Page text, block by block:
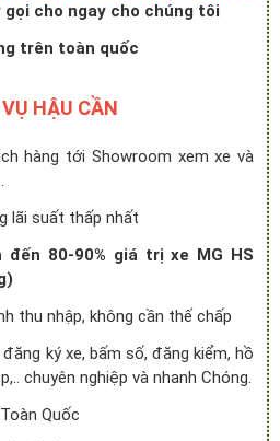
gọi cho ngay cho chúng tôi
trên toàn quốc
HẬU CẦN
hàng tới Showroom xem xe và
lãi suất thấp nhất
80-90% giá trị xe MG HS
thu nhập, không cần thế chấp
ký xe, bấm số, đăng kiểm, hồ
chuyên nghiệp và nhanh Chóng.
Quốc